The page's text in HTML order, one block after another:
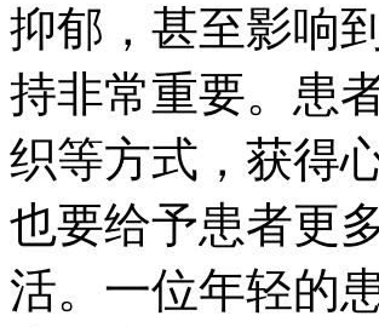
抑郁，甚至影响
持非常重要。患
织等方式，获得
也要给予患者更
活。一位年轻的